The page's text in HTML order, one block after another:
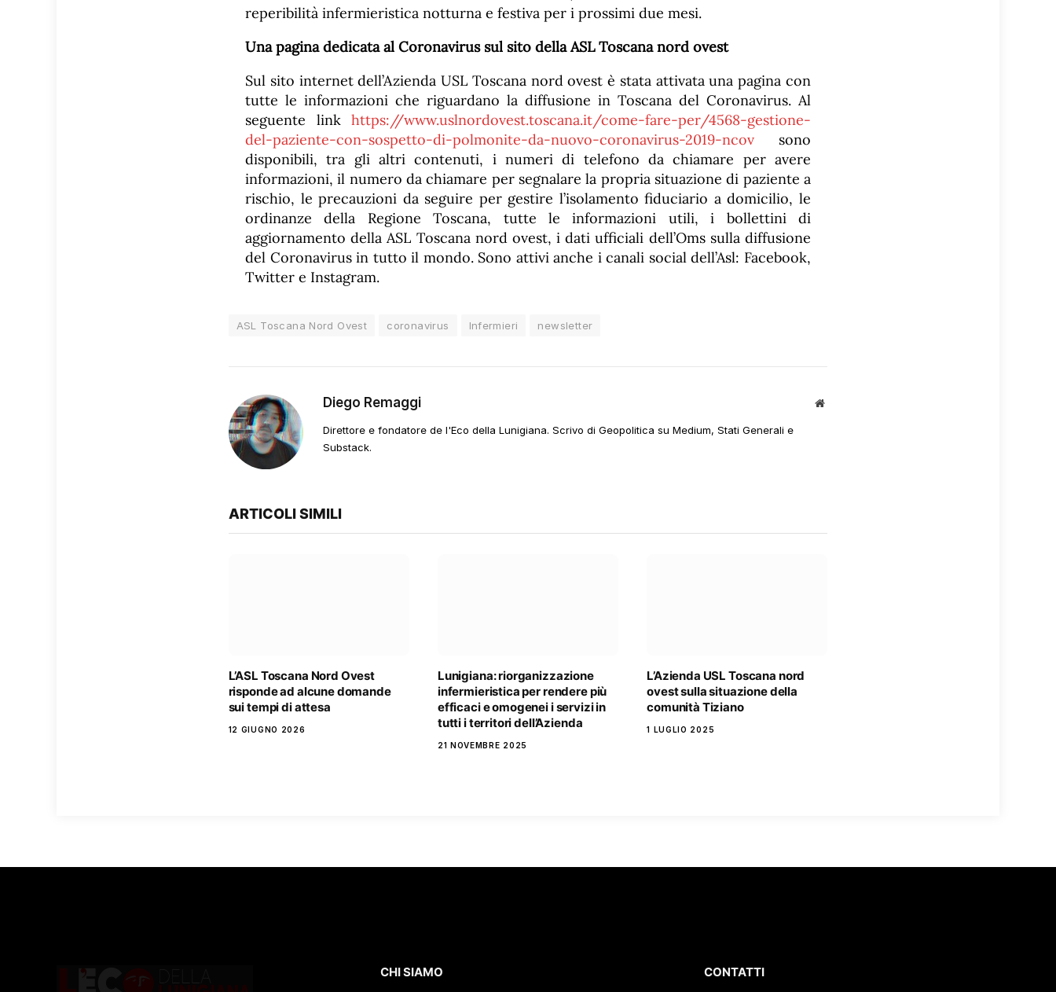
reperibilità infermieristica notturna e festiva per i prossimi due mesi.
Una pagina dedicata al Coronavirus sul sito della ASL Toscana nord ovest
Sul sito internet dell’Azienda USL Toscana nord ovest è stata attivata una pagina con
tutte le informazioni che riguardano la diffusione in Toscana del Coronavirus. Al
seguente link https://www.uslnordovest.toscana.it/come-fare-per/4568-gestione-
del-paziente-con-sospetto-di-polmonite-da-nuovo-coronavirus-2019-ncov sono
disponibili, tra gli altri contenuti, i numeri di telefono da chiamare per avere
informazioni, il numero da chiamare per segnalare la propria situazione di paziente a
rischio, le precauzioni da seguire per gestire l’isolamento fiduciario a domicilio, le
ordinanze della Regione Toscana, tutte le informazioni utili, i bollettini di
aggiornamento della ASL Toscana nord ovest, i dati ufficiali dell’Oms sulla diffusione
del Coronavirus in tutto il mondo. Sono attivi anche i canali social dell’Asl: Facebook,
Twitter e Instagram.
ASL Toscana Nord Ovest coronavirus Infermieri newsletter
Diego Remaggi
Sito
Direttore e fondatore de l'Eco della Lunigiana. Scrivo di Geopolitica su Medium, Stati Generali e
Substack.
ARTICOLI SIMILI
L’ASL Toscana Nord Ovest
risponde ad alcune domande
sui tempi di attesa
12 GIUGNO 2026
Lunigiana: riorganizzazione
infermieristica per rendere più
efficaci e omogenei i servizi in
tutti i territori dell’Azienda
21 NOVEMBRE 2025
L’Azienda USL Toscana nord
ovest sulla situazione della
comunità Tiziano
1 LUGLIO 2025
CHI SIAMO CONTATTI